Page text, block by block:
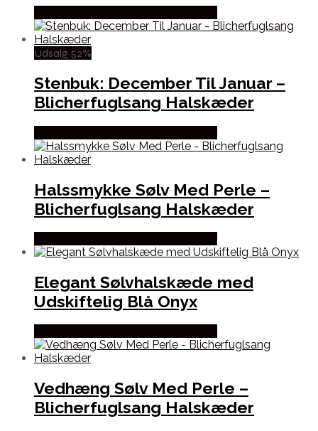
Udsalg 52%
Stenbuk: December Til Januar –
Blicherfuglsang Halskæder
Halssmykke Sølv Med Perle –
Blicherfuglsang Halskæder
Elegant Sølvhalskæde med
Udskiftelig Blå Onyx
Vedhæng Sølv Med Perle –
Blicherfuglsang Halskæder